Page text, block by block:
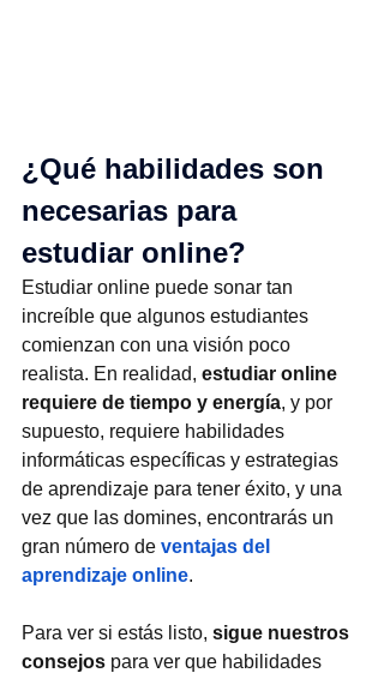
¿Qué habilidades son
necesarias para
estudiar online?
Estudiar online puede sonar tan
increíble que algunos estudiantes
comienzan con una visión poco
realista. En realidad, estudiar online
requiere de tiempo y energía, y por
supuesto, requiere habilidades
informáticas específicas y estrategias
de aprendizaje para tener éxito, y una
vez que las domines, encontrarás un
gran número de ventajas del
aprendizaje online.
Para ver si estás listo, sigue nuestros
consejos para ver que habilidades